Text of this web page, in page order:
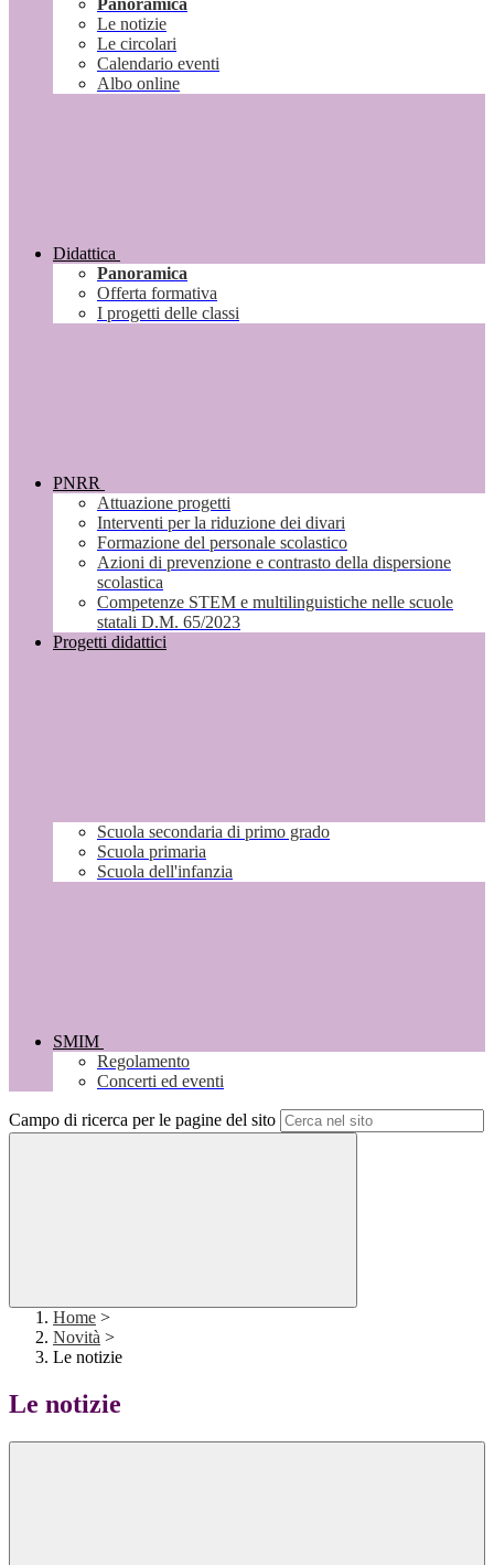
Panoramica
Le notizie
Le circolari
Calendario eventi
Albo online
Didattica
Panoramica
Offerta formativa
I progetti delle classi
PNRR
Attuazione progetti
Interventi per la riduzione dei divari
Formazione del personale scolastico
Azioni di prevenzione e contrasto della dispersione
scolastica
Competenze STEM e multilinguistiche nelle scuole
statali D.M. 65/2023
Progetti didattici
Scuola secondaria di primo grado
Scuola primaria
Scuola dell'infanzia
SMIM
Regolamento
Concerti ed eventi
Campo di ricerca per le pagine del sito
Home >
Novità >
Le notizie
Le notizie